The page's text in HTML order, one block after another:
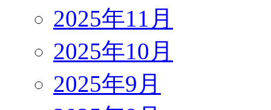
2025年11月
2025年10月
2025年9月